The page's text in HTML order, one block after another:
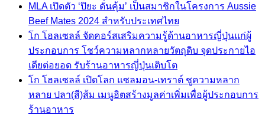
MLA เปิดตัว ‘ปิยะ ดั่นคุ้ม’ เป็นสมาชิกในโครงการ Aussie
Beef Mates 2024 สำหรับประเทศไทย
โก โฮลเซลล์ จัดคอร์สเสริมความรู้ด้านอาหารญี่ปุ่นแก่ผู้
ประกอบการ โชว์ความหลากหลายวัตถุดิบ จุดประกายไอ
เดียต่อยอด รับร้านอาหารญี่ปุ่นเติบโต
โก โฮลเซลล์ เปิดโลก แซลมอน-เทราต์ ชูความหลาก
หลาย ปลา(สี)ส้ม เมนูฮิตสร้างมูลค่าเพิ่มเพื่อผู้ประกอบการ
ร้านอาหาร